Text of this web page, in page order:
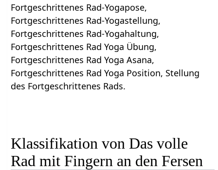
Fortgeschrittenes Rad-Yogapose,
Fortgeschrittenes Rad-Yogastellung,
Fortgeschrittenes Rad-Yogahaltung,
Fortgeschrittenes Rad Yoga Übung,
Fortgeschrittenes Rad Yoga Asana,
Fortgeschrittenes Rad Yoga Position, Stellung
des Fortgeschrittenes Rads.
Klassifikation von Das volle
Rad mit Fingern an den Fersen